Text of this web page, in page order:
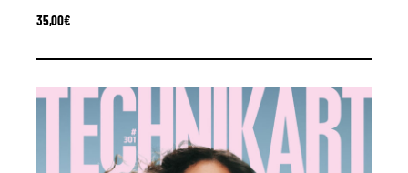
35,00€